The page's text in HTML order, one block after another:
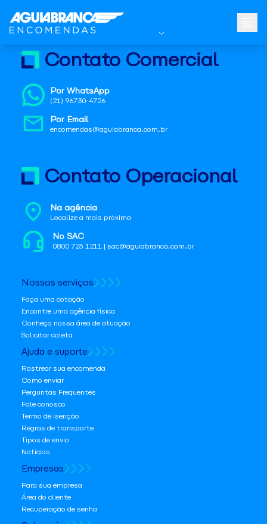
Contato Comercial
Por WhatsApp
(21) 96730-4726
Por Email
encomendas@aguiabranca.com.br
Contato Operacional
Na agência
Localize a mais próxima
No SAC
0800 725 1211 | sac@aguiabranca.com.br
Nossos serviços
Faça uma cotação
Encontre uma agência física
Conheça nossa área de atuação
Solicitar coleta
Ajuda e suporte
Rastrear sua encomenda
Como enviar
Perguntas Frequentes
Fale conosco
Termo de isenção
Regras de transporte
Tipos de envio
Notícias
Empresas
Para sua empresa
Área do cliente
Recuperação de senha